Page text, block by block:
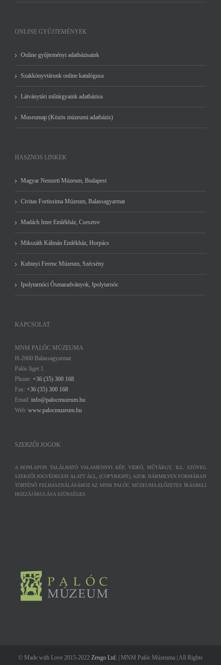
ONLINE GYŰJTEMÉNYEK
Online gyűjteményi adatbázisaink
Szakkönyvtárunk online katalógusa
Látványtári műtárgyaink adatbázisa
Museumap (Közös múzeumi adatbázis)
HASZNOS LINKEK
Magyar Nemzeti Múzeum, Budapest
Civitas Fortissima Múzeum, Balassagyarmat
Madách Imre Emlékház, Csesztve
Mikszáth Kálmán Emlékház, Horpács
Kubinyi Ferenc Múzeum, Szécsény
Ipolytarnóci Ősmaradványok, Ipolytarnóc
KAPCSOLAT
MNM PALÓC MÚZEUMA
H-2660 Balassagyarmat
Palóc liget 1.
Phone: +36 (35) 300 168
Fax: +36 (35) 300 168
Email: info@palocmuzeum.hu
Web: www.palocmuzeum.hu
SZERZŐI JOGOK
A HONLAPON TALÁLHATÓ VALAMENNYI KÉP, VIDEÓ, MŰTÁRGY, ILL. SZÖVEG
SZERZŐI JOGVÉDELEM ALATT ÁLL, (COPYRIGHT), AZOK BÁRMILYEN FORMÁBAN
TÖRTÉNŐ FELHASZNÁLÁSÁHOZ AZ MNM PALÓC MÚZEUMA ELŐZETES ÍRÁSBELI
HOZZÁJÁRULÁSA SZÜKSÉGES.
© Made with Love 2015-2022 Zengo Ltd. | MNM Palóc Múzeuma | All Rights